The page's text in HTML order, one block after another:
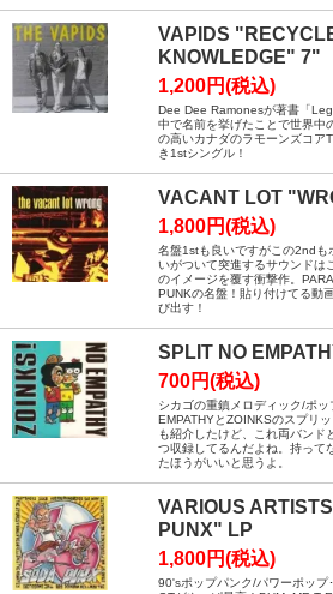
VAPIDS
KNOWLEDGE" 7"
1,200円(税込)
Dee Dee Ramonesが著書「
中で名前を挙げたことで世界中
の高いカナダのラモーンズコア
き1stシングル！
VACANT LOT
1,800円(税込)
名盤1stも良いですがこの2ndも
いがついて突進するサウンドは
のイメージを覆す衝撃作。
PUNKの名盤！貼り付けてる動
び出す！
SPLIT NO
700円(税込)
シカゴの重鎮メロディック/ポ
EMPATHYとZOINKSのスプリ
も紹介したけど、これ両バンド
つ収録してるんだよね。持って
たほうがいいと思うよ。
VARIOUS
PUNX" LP
1,800円(税込)
90'sポップパンク/パワーポップ